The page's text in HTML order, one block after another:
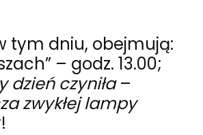
tym dniu, obejmują:
– godz. 13.00;
dzień czyniła–
zwykłej lampy